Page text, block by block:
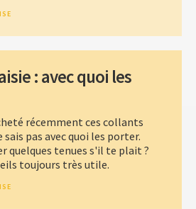
: avec quoi les
récemment ces collants
pas avec quoi les porter.
quelques tenues s'il te plait ?
toujours très utile.